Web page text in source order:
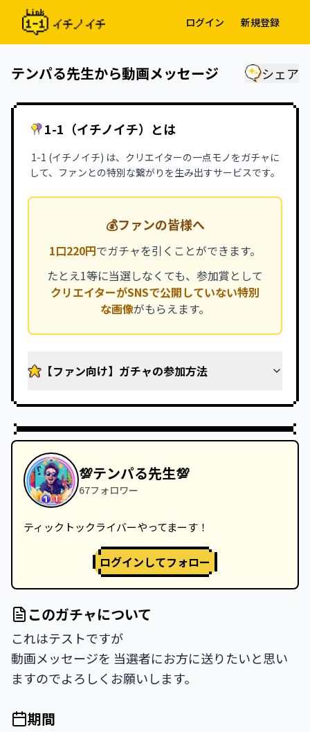
ログイン 新規登録
テンパる先生から動画メッセージ シェア
1-1（イチノイチ）とは
1-1 (イチノイチ) は、クリエイターの一点モノをガチャに
して、ファンとの特別な繋がりを生み出すサービスです。
💰ファンの皆様へ
1口220円でガチャを引くことができます。
たとえ1等に当選しなくても、参加賞として
クリエイターがSNSで公開していない特別
な画像がもらえます。
【ファン向け】ガチャの参加方法
💯テンパる先生💯
67フォロワー
ティックトックライバーやってまーす！
ログインしてフォロー
このガチャについて
これはテストですが
動画メッセージを 当選者にお方に送りたいと思い
期間